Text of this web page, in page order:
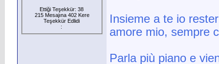
Ettiği Teşekkür: 38
215 Mesajına 402 Kere
Teşekkür Edlidi
:
Insieme a te io
amore mio, sempre
Parla più piano e